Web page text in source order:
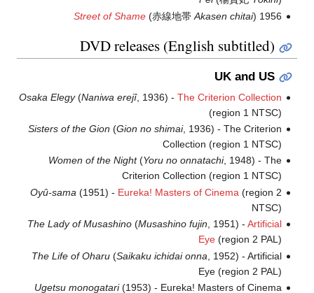
1956
Street of Shame(赤線地帯 Akasen chitai)
DVD releases (English subtitled)
UK and US
Osaka Elegy(Naniwa erejî, 1936) - The Criterion Collection
(region 1 NTSC)
Sisters of the Gion (Gion no shimai, 1936) - The Criterion
Collection (region 1 NTSC)
Women of the Night(Yoru no onnatachi, 1948) - The
Criterion Collection (region 1 NTSC)
Oyû-sama (1951) - Eureka! Masters of Cinema (region 2
NTSC)
The Lady of Musashino(Musashino fujin , 1951) - Artificial
Eye(region 2 PAL)
The Life of Oharu(Saikaku ichidai onna , 1952) - Artificial
Eye (region 2 PAL)
Ugetsu monogatari(1953) - Eureka! Masters of Cinema